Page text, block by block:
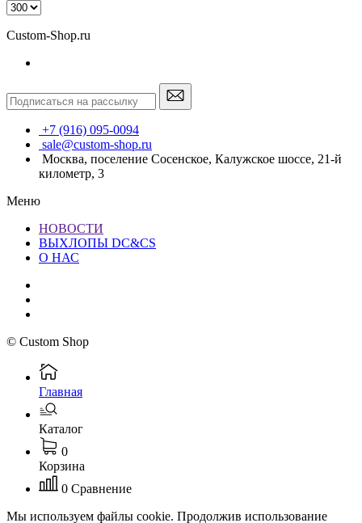
Custom-Shop.ru
+7 (916) 095-0094
sale@custom-shop.ru
Москва, поселение Сосенское, Калужское шоссе, 21-й
километр, 3
Меню
НОВОСТИ
ВЫХЛОПЫ DC&CS
О НАС
© Custom Shop
Главная
Каталог
0
Корзина
0 Сравнение
Мы используем файлы cookie. Продолжив использование